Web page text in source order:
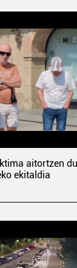
aitortzen
ekitaldia